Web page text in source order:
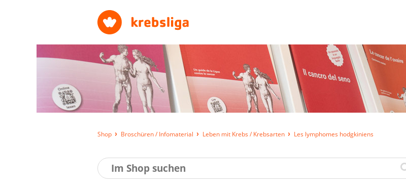
Shop Broschüren / Infomaterial Leben mit Krebs / Krebsarten Les lymphomes hodgkiniens